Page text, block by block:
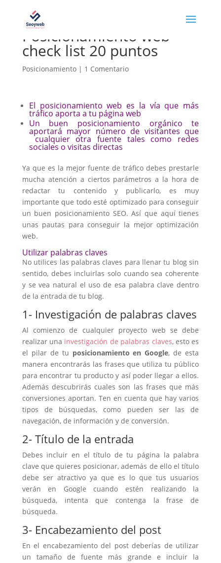
Posicionamiento web
check list 20 puntos
Posicionamiento| 1 Comentario
El posicionamiento web es la vía que más
tráfico aporta a tu página web
Un buen posicionamiento orgánico te
aportará mayor número de visitantes que
cualquier otra fuente tales como redes
sociales o visitas directas
Ya que es la mejor fuente de tráfico debes prestarle
mucha atención a ciertos parámetros a la hora de
redactar tu contenido y publicarlo, es muy
importante que todo esté optimizado para conseguir
un buen posicionamiento SEO. Así que aquí tienes
unas pautas para conseguir la mejor optimización
web.
Utilizar palabras claves
No utilices las palabras claves para llenar tu blog sin
sentido, debes incluirlas solo cuando sea coherente
y se vea natural el uso de esa palabra clave dentro
de la entrada de tu blog.
1- Investigación de palabras claves
Al comienzo de cualquier proyecto web se debe
realizar una investigación de palabras claves, esto es
el pilar de tu posicionamiento en Google, de esta
manera encontrarás las frases que utiliza tu público
para encontrar tu producto y así poder llegar a ellos.
Además descubrirás cuales son las frases que más
conversiones aportan. Ten en cuenta que hay varios
tipos de búsquedas, como pueden ser las de
navegación, de información y de conversión.
2- Título de la entrada
Debes incluir en el título de tu página la palabra
clave que quieres posicionar, además de ello el título
debe ser atractivo ya que es lo que tus usuarios
verán en Google cuando estén realizando la
búsqueda, intenta que contenga la frase de
búsqueda.
3- Encabezamiento del post
En el encabezamiento del post deberías de utilizar
un tamaño de fuente más grande e incluir la